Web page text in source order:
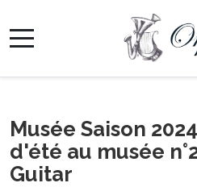
Musée Saison
d'été au musée
Guitar